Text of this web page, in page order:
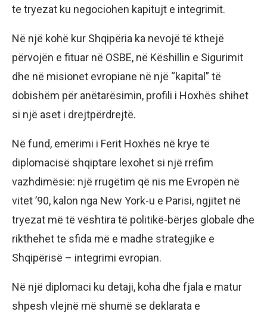
te tryezat ku negociohen kapitujt e integrimit.
Në një kohë kur Shqipëria ka nevojë të kthejë
përvojën e fituar në OSBE, në Këshillin e Sigurimit
dhe në misionet evropiane në një “kapital” të
dobishëm për anëtarësimin, profili i Hoxhës shihet
si një aset i drejtpërdrejtë.
Në fund, emërimi i Ferit Hoxhës në krye të
diplomacisë shqiptare lexohet si një rrëfim
vazhdimësie: një rrugëtim që nis me Evropën në
vitet ’90, kalon nga New York-u e Parisi, ngjitet në
tryezat më të vështira të politikë-bërjes globale dhe
rikthehet te sfida më e madhe strategjike e
Shqipërisë – integrimi evropian.
Në një diplomaci ku detaji, koha dhe fjala e matur
shpesh vlejnë më shumë se deklarata e